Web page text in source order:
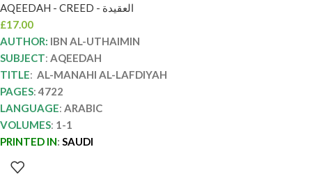
AQEEDAH - CREED - العقيدة
£17.00
AUTHOR: IBN AL-UTHAIMIN
SUBJECT: AQEEDAH
TITLE: AL-MANAHI AL-LAFDIYAH
PAGES: 4722
LANGUAGE: ARABIC
VOLUMES: 1-1
PRINTED IN: SAUDI